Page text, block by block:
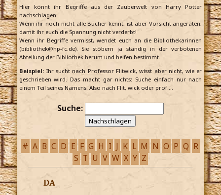
Zauberwelt
Willkommen
Jetzt Fanclub-Mitglied werden!
Hier könnt ihr Begriffe aus der Zauberwelt von Harry Potter
nachschlagen.
Wenn ihr noch nicht alle Bücher kennt, ist aber Vorsicht angeraten,
damit ihr euch die Spannung nicht verderbt!
Wenn ihr Begriffe vermisst, wendet euch an die Bibliothekarinnen
(bibliothek@hp-fc.de). Sie stöbern ja ständig in der verbotenen
Abteilung der Bibliothek herum und helfen bestimmt.
Beispiel:Ihr sucht nach Professor Flitwick, wisst aber nicht, wie er
geschrieben wird. Das macht gar nichts: Suche einfach nur nach
einem Teil seines Namens. Also nach Flit, wick oder prof …
Suche:
# A B C D E F G H I J K L M N O P Q R
S T U V W X Y Z
DA